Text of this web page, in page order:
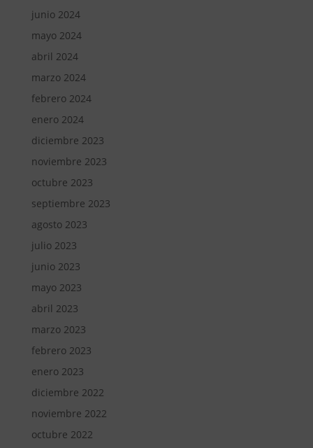
junio 2024
mayo 2024
abril 2024
marzo 2024
febrero 2024
enero 2024
diciembre 2023
noviembre 2023
octubre 2023
septiembre 2023
agosto 2023
julio 2023
junio 2023
mayo 2023
abril 2023
marzo 2023
febrero 2023
enero 2023
diciembre 2022
noviembre 2022
octubre 2022